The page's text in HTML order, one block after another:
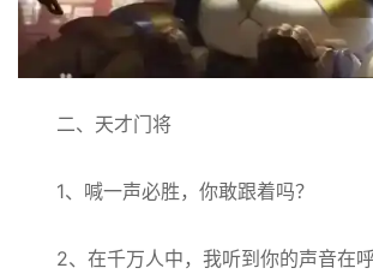
二、天才门将
1、喊一声必胜，你敢跟着吗？
2、在千万人中，我听到你的声音在呼